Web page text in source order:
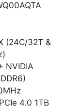
(24C/32T &
NVIDIA
4.0 1TB